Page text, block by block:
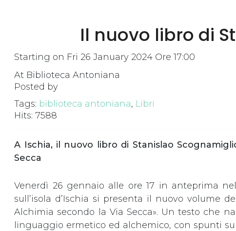
Il nuovo libro di
Starting on Fri 26 January 2024 Ore 17:00
At Biblioteca Antoniana
Posted by
Tags: biblioteca antoniana, Libri
Hits: 7588
A Ischia, il nuovo libro di Stanislao
Secca
Venerdì 26 gennaio alle ore 17 in anteprima
sull’isola d’Ischia si presenta il nuovo volume
Alchimia secondo la Via Secca». Un testo che
linguaggio ermetico ed alchemico, con spunti